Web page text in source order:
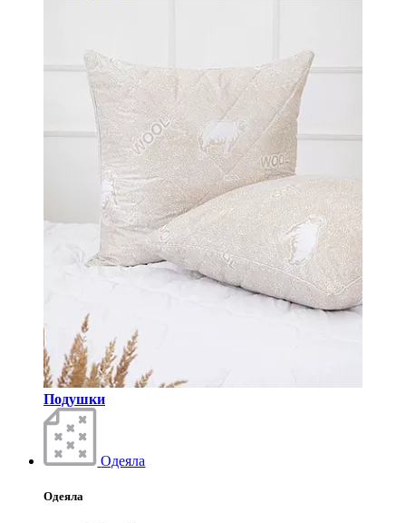
Подушки
Одеяла
Одеяла